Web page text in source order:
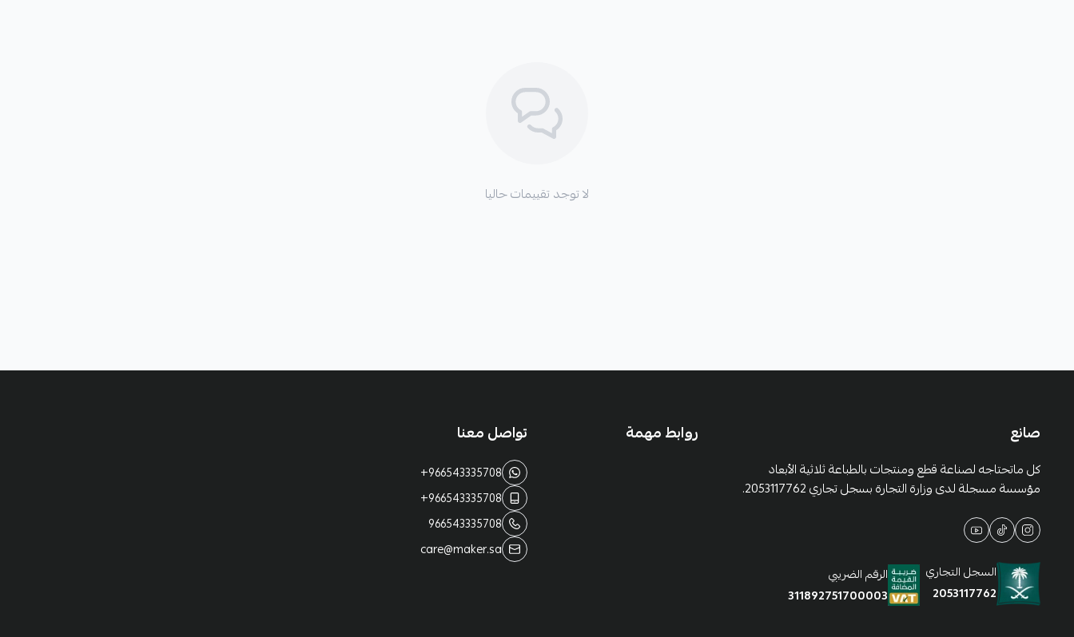
لا توجد تقييمات حاليا
صانع
كل ماتحتاجه لصناعة قطع ومنتجات بالطباعة ثلاثية الأبعاد
مؤسسة مسجلة لدى وزارة التجارة بسجل تجاري 2053117762.
السجل التجاري
2053117762
الرقم الضريبي
311892751700003
روابط مهمة تواصل معنا
+966543335708
+966543335708
966543335708
care@maker.sa